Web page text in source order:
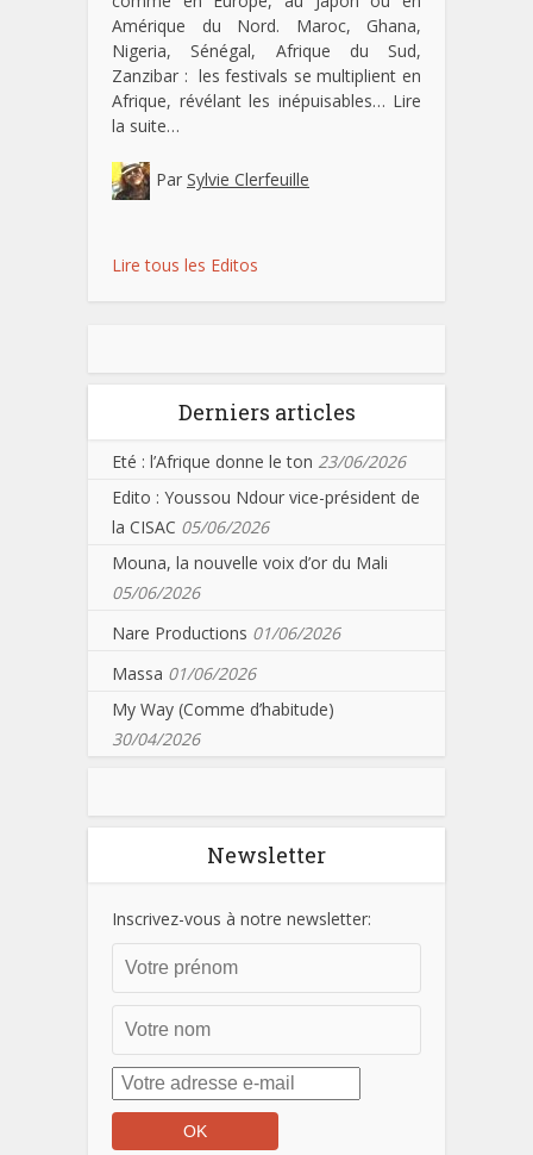
Amérique du Nord. Maroc, Ghana,
Nigeria, Sénégal, Afrique du Sud,
Zanzibar : les festivals se multiplient en
Afrique, révélant les inépuisables… Lire
la suite…
Par Sylvie Clerfeuille
Lire tous les Editos
Derniers articles
Eté : l’Afrique donne le ton 23/06/2026
Edito : Youssou Ndour vice-président de
la CISAC 05/06/2026
Mouna, la nouvelle voix d’or du Mali
05/06/2026
Nare Productions 01/06/2026
Massa 01/06/2026
My Way (Comme d’habitude)
30/04/2026
Newsletter
Inscrivez-vous à notre newsletter: